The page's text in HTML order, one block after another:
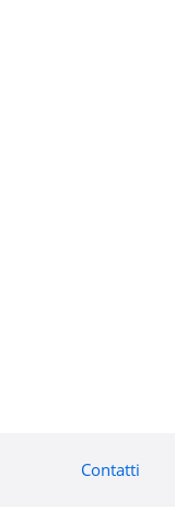
Contatti